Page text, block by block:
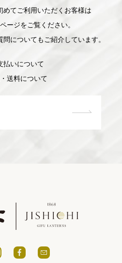
めてご利用いただくお客様は
ージをご覧ください。
についてもご紹介しています。
払いについて
送料について